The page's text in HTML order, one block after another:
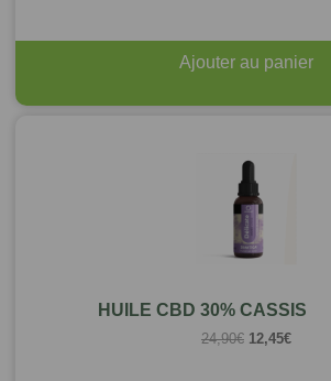
59,90€.24,90€.
Ajouter au panier
HUILE CBD 30% CASSIS
24,90€ Le
12,45€Le